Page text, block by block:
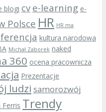
blogi cv e-learning e-
Polsce HR HR ma
kultura narodowa
Michał Zaborek naked
360 ocena pracownicza
Prezentacje
ludzi samorozwój
Ferris Trendy